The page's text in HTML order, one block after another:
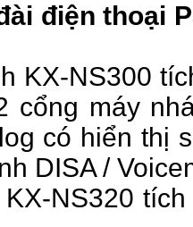
điện thoại
KX-NS300
cổng máy
có hiển thị
DISA /
NS320